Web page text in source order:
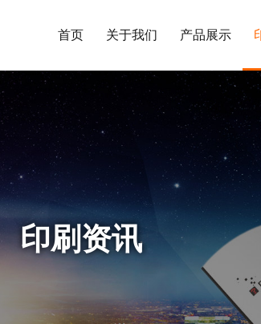
首页 关于我们 产品展示
印刷资讯